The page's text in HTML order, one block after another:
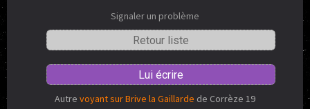
Signaler un problème
Retour liste
Lui écrire
Autre voyant sur Brive la Gaillarde de Corrèze 19